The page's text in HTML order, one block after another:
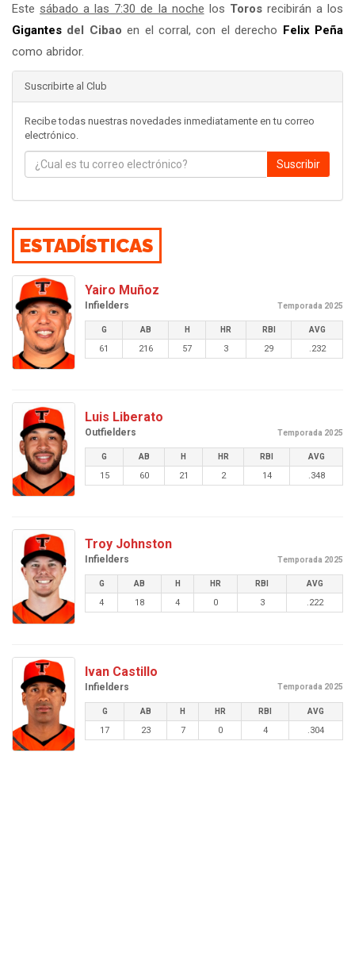
Este sábado a las 7:30 de la noche los Torosrecibirán a los
Gigantes del Cibao en el corral, con el derecho Felix Peña
como abridor.
Suscribirte al Club
Recibe todas nuestras novedades inmediatamente en tu correo
electrónico.
Suscribir
ESTADÍSTICAS
Yairo Muñoz
Infielders Temporada 2025
G AB H HR RBI AVG
61 216 57 3 29 .232
Luis Liberato
Outfielders Temporada 2025
G AB H HR RBI AVG
15 60 21 2 14 .348
Troy Johnston
Infielders Temporada 2025
G AB H HR RBI AVG
4 18 4 0 3 .222
Ivan Castillo
Infielders Temporada 2025
G AB H HR RBI AVG
17 23 7 0 4 .304